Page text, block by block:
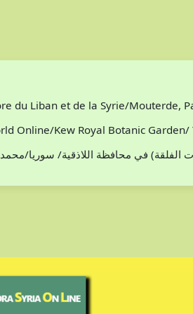
du Liban et de la Syrie/Mouterde,
Online/Kew Royal Botanic